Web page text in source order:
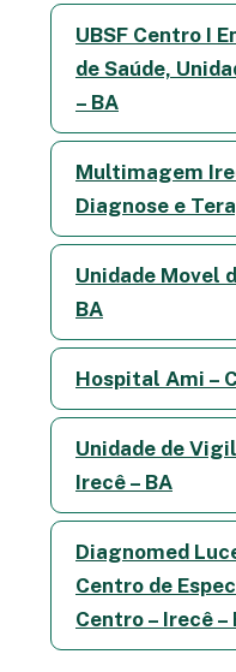
UBSF Centro I
de Saúde,
– BA
Multimagem
Diagnose e
Unidade Movel
BA
Hospital Ami –
Unidade de
Irecê – BA
Diagnomed
Centro de
Centro – Irecê –